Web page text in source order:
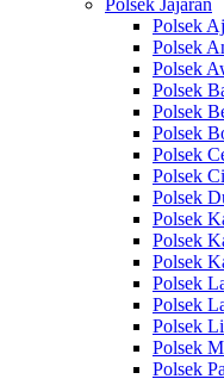
Polsek Jajaran
Polsek
Polsek
Polsek
Polsek
Polsek
Polsek
Polsek
Polsek
Polsek
Polsek
Polsek
Polsek
Polsek
Polsek
Polsek
Polsek
Polsek